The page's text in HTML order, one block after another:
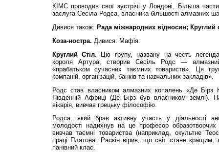
КІМС проводив свої зустрічі у Лондоні. Більша
заслуга Сесіла Родса, власника більшості алмазних
Дивися також: Рада міжнародних відносин; Круглий
Коза-ностра. Дивися: Мафія.
Круглий Стіл. Цю групу, названу на честь
короля Артура, створив Сесіль Родс —
«прабатьком сучасних таємних товариств». Ця
компаній, організацій, банків та навчальних закладів».
Родс став власником алмазних копалень «Де Бірз
Південній Африці (Де Бірз був власником землі).
вікарія, вивчав грецьку філософію.
Родса, який брав активну участь у діяльності
молодості надихнув на це професор
вивчав таємні товариства (наприклад, окультне
праці Платона. Раскін вірив, що світ стане
панівний клас.